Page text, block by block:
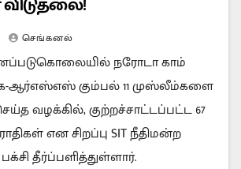
செங்கனல்
நரோடா காம்
ஆர்எஸ்எஸ் கும்பல் 11 முஸ்லீம்களை
வழக்கில், குற்றச்சாட்டப்பட்ட 67
என சிறப்பு SIT நீதிமன்ற
தீர்ப்பளித்துள்ளார்.